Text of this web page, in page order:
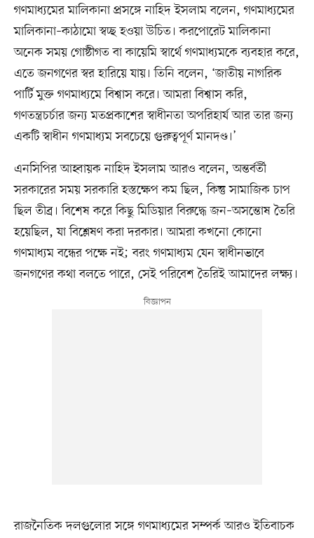
গণমাধ্যমের মালিকানা প্রসঙ্গে নাহিদ ইসলাম বলেন, গণমাধ্যমের
মালিকানা–কাঠামো স্বচ্ছ হওয়া উচিত। করপোরেট মালিকানা
অনেক সময় গোষ্ঠীগত বা কায়েমি স্বার্থে গণমাধ্যমকে ব্যবহার করে,
এতে জনগণের স্বর হারিয়ে যায়। তিনি বলেন, ‘জাতীয় নাগরিক
পার্টি মুক্ত গণমাধ্যমে বিশ্বাস করে। আমরা বিশ্বাস করি,
গণতন্ত্রচর্চার জন্য মতপ্রকাশের স্বাধীনতা অপরিহার্য আর তার জন্য
একটি স্বাধীন গণমাধ্যম সবচেয়ে গুরুত্বপূর্ণ মানদণ্ড।’
এনসিপির আহ্বায়ক নাহিদ ইসলাম আরও বলেন, অন্তর্বর্তী
সরকারের সময় সরকারি হস্তক্ষেপ কম ছিল, কিন্তু সামাজিক চাপ
ছিল তীব্র। বিশেষ করে কিছু মিডিয়ার বিরুদ্ধে জন–অসন্তোষ তৈরি
হয়েছিল, যা বিশ্লেষণ করা দরকার। আমরা কখনো কোনো
গণমাধ্যম বন্ধের পক্ষে নই; বরং গণমাধ্যম যেন স্বাধীনভাবে
জনগণের কথা বলতে পারে, সেই পরিবেশ তৈরিই আমাদের লক্ষ্য।
রাজনৈতিক দলগুলোর সঙ্গে গণমাধ্যমের সম্পর্ক আরও ইতিবাচক